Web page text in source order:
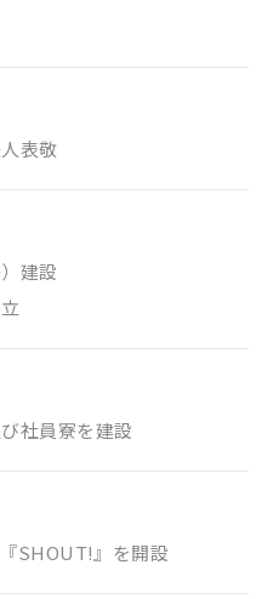
表敬
建設
社員寮を建設
SHOUT!』を開設